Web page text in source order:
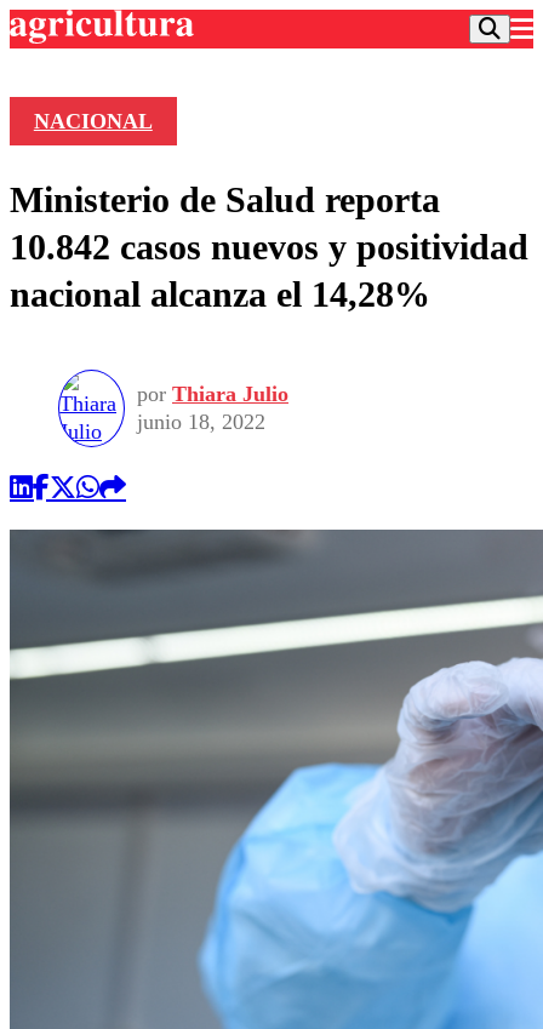
Frecuencias
Deportes
Colo Colo
Seleccion Chilena
Torneo Internacional
Entretención
Economía
Internacional
Publicaciones en medios
Opinión
NACIONAL
Ministerio de Salud reporta
10.842 casos nuevos y positividad
nacional alcanza el 14,28%
por Thiara Julio
junio 18, 2022